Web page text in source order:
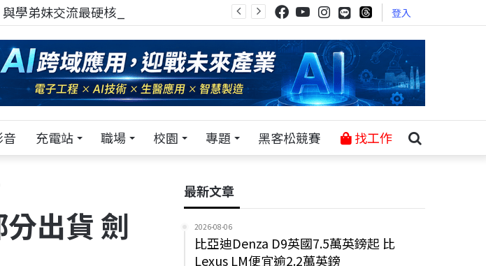
學弟妹交流最硬核的技術 登入
音 充電站 職場 校園 專題 黑客松競賽 找工作
出貨 劍
最新文章
2026-08-06
比亞迪Denza D9英國7.5萬英鎊起 比
Lexus LM便宜逾2.2萬英鎊